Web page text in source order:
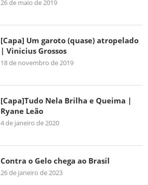
26 de maio de 2019
[Capa] Um garoto (quase) atropelado
| Vinicius Grossos
18 de novembro de 2019
[Capa]Tudo Nela Brilha e Queima |
Ryane Leão
4 de janeiro de 2020
Contra o Gelo chega ao Brasil
26 de janeiro de 2023